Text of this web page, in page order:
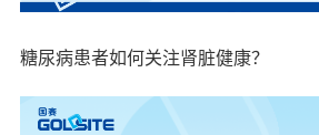
糖尿病患者如何关注肾脏健康？